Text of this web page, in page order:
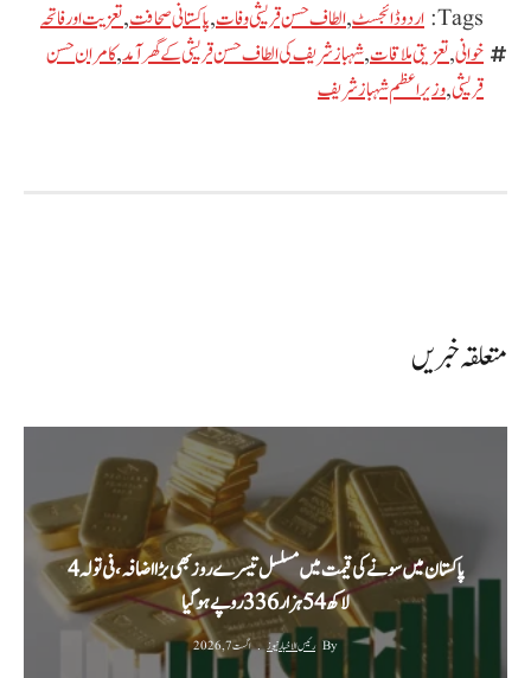
Tags: اردو ڈائجسٹ,الطاف حسن قریشی وفات,پاکستانی صحافت,تعزیت اور فاتحہ
خوانی,تعزیتی ملاقات,شہباز شریف کی الطاف حسن قریشی کے گھر آمد,کامران حسن
قریشی,وزیراعظم شہباز شریف
متعلقہ خبریں
پاکستان میں سونے کی قیمت میں مسلسل تیسرے روز بھی بڑا اضافہ، فی تولہ 4
لاکھ 54 ہزار 336 روپے ہوگیا
By رئیس الاخبار نیوز اگست 7, 2026